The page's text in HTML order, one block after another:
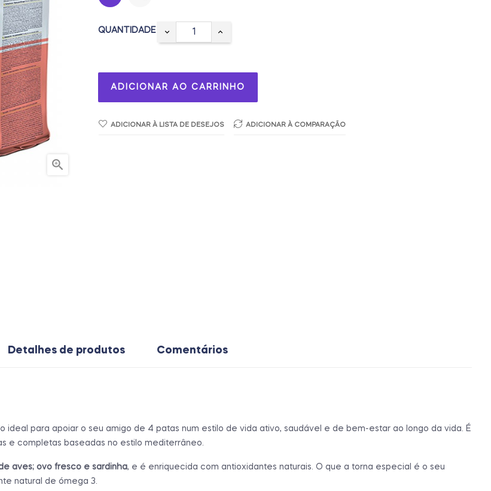

QUANTIDADE
ADICIONAR AO CARRINHO
ADICIONAR À LISTA DE DESEJOS ADICIONAR À COMPARAÇÃO
Detalhes de produtos Comentários
ideal para apoiar o seu amigo de 4 patas num estilo de vida ativo, saudável e de bem-estar ao longo da vida. É
e completas baseadas no estilo mediterrâneo.
aves; ovo fresco e sardinha, e é enriquecida com antioxidantes naturais. O que a torna especial é o seu
natural de ómega 3.